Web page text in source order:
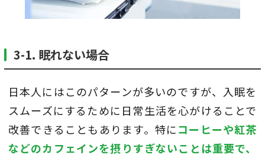
3-1. 眠れない場合
日本人にはこのパターンが多いのですが、入眠を
スムーズにするために日常生活を心がけることで
改善できることもあります。特にコーヒーや紅茶
などのカフェインを摂りすぎないことは重要で、